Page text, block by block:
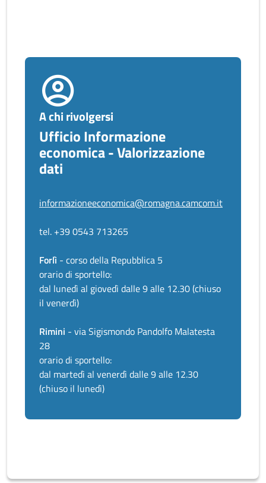
A chi rivolgersi
Ufficio Informazione
economica - Valorizzazione
dati
informazioneeconomica@romagna.camcom.it
tel. +39 0543 713265
Forlì - corso della Repubblica 5
orario di sportello:
dal lunedì al giovedì dalle 9 alle 12.30 (chiuso
il venerdì)
Rimini - via Sigismondo Pandolfo Malatesta
28
orario di sportello:
dal martedì al venerdì dalle 9 alle 12.30
(chiuso il lunedì)